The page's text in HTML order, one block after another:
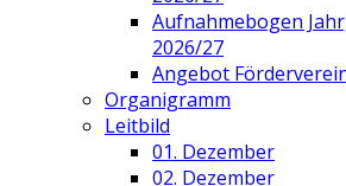
Aufnahmebogen
2026/27
Angebot
Organigramm
Leitbild
01. Dezember
02. Dezember